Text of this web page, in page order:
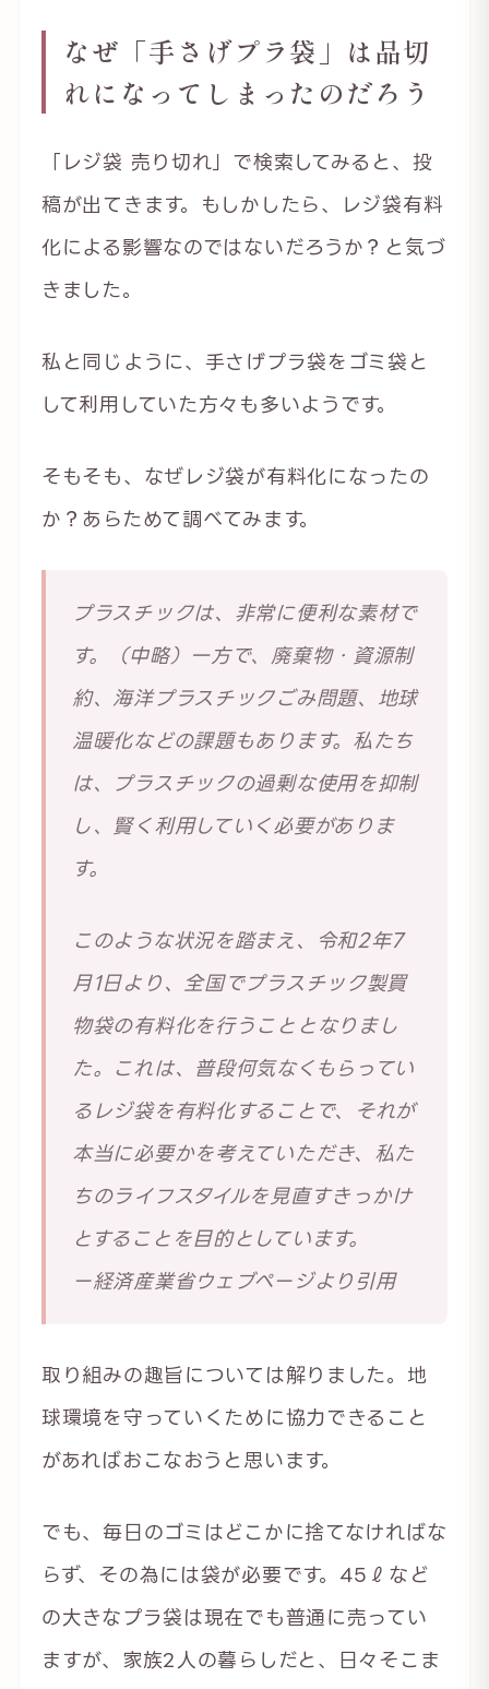
なぜ「手さげプラ袋」は品切
れになってしまったのだろう
「レジ袋 売り切れ」で検索してみると、投
稿が出てきます。もしかしたら、レジ袋有料
化による影響なのではないだろうか？と気づ
きました。
私と同じように、手さげプラ袋をゴミ袋と
して利用していた方々も多いようです。
そもそも、なぜレジ袋が有料化になったの
か？あらためて調べてみます。
プラスチックは、非常に便利な素材で
す。（中略）一方で、廃棄物・資源制
約、海洋プラスチックごみ問題、地球
温暖化などの課題もあります。私たち
は、プラスチックの過剰な使用を抑制
し、賢く利用していく必要がありま
す。
このような状況を踏まえ、令和2年7
月1日より、全国でプラスチック製買
物袋の有料化を行うこととなりまし
た。これは、普段何気なくもらってい
るレジ袋を有料化することで、それが
本当に必要かを考えていただき、私た
ちのライフスタイルを見直すきっかけ
とすることを目的としています。
ー経済産業省ウェブページより引用
取り組みの趣旨については解りました。地
球環境を守っていくために協力できること
があればおこなおうと思います。
でも、毎日のゴミはどこかに捨てなければな
らず、その為には袋が必要です。45ℓなど
の大きなプラ袋は現在でも普通に売ってい
ますが、家族2人の暮らしだと、日々そこま